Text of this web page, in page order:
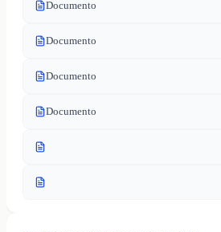
Documento
Documento
Documento
Documento